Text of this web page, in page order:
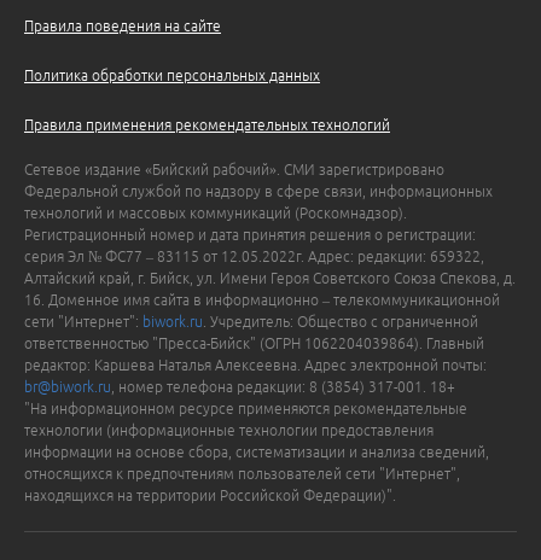
Правила поведения на сайте
Политика обработки персональных данных
Правила применения рекомендательных технологий
Сетевое издание «Бийский рабочий». СМИ зарегистрировано
Федеральной службой по надзору в сфере связи, информационных
технологий и массовых коммуникаций (Роскомнадзор).
Регистрационный номер и дата принятия решения о регистрации:
серия Эл № ФС77 – 83115 от 12.05.2022г. Адрес: редакции: 659322,
Алтайский край, г. Бийск, ул. Имени Героя Советского Союза Спекова, д.
16. Доменное имя сайта в информационно – телекоммуникационной
сети "Интернет": biwork.ru . Учредитель: Общество с ограниченной
ответственностью "Пресса-Бийск" (ОГРН 1062204039864). Главный
редактор: Каршева Наталья Алексеевна. Адрес электронной почты:
br@biwork.ru , номер телефона редакции: 8 (3854) 317-001. 18+
"На информационном ресурсе применяются рекомендательные
технологии (информационные технологии предоставления
информации на основе сбора, систематизации и анализа сведений,
относящихся к предпочтениям пользователей сети "Интернет",
находящихся на территории Российской Федерации)".